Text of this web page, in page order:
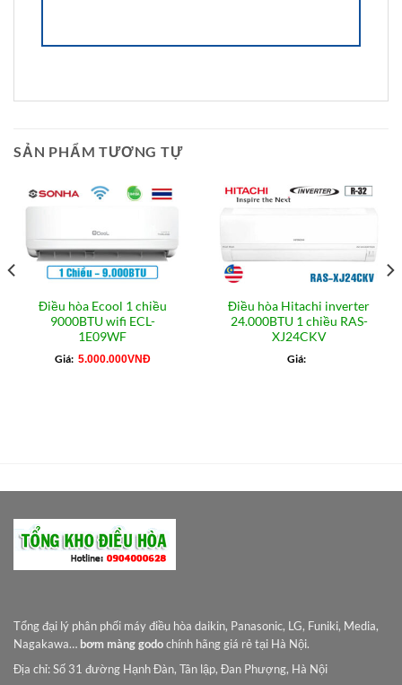
SẢN PHẨM TƯƠNG TỰ
Điều hòa Ecool 1 chiều
9000BTU wifi ECL-
1E09WF
Giá: 5.000.000VNĐ
Điều hòa Hitachi inverter
24.000BTU 1 chiều RAS-
XJ24CKV
Giá:
Tổng đại lý phân phối máy điều hòa daikin, Panasonic, LG, Funiki, Media,
Nagakawa… bơm màng godochính hãng giá rẻ tại Hà Nội.
Địa chỉ: Số 31 đường Hạnh Đàn, Tân lập, Đan Phượng, Hà Nội